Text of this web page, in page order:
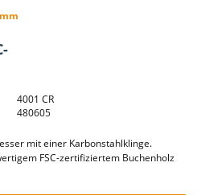
4001 CR
480605
mit einer Karbonstahlklinge.
FSC-zertifiziertem Buchenholz